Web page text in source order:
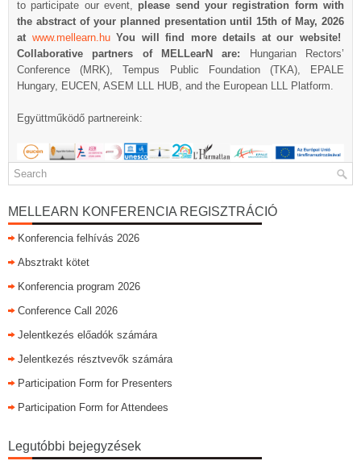
to participate our event, please send your registration form with
the abstract of your planned presentation until 15th of May, 2026
at www.mellearn.hu You will find more details at our website!
Collaborative partners of MELLearN are: Hungarian Rectors’
Conference (MRK), Tempus Public Foundation (TKA), EPALE
Hungary, EUCEN, ASEM LLL HUB, and the European LLL Platform.
Együttműködő partnereink:
MELLEARN KONFERENCIA REGISZTRÁCIÓ
Konferencia felhívás 2026
Absztrakt kötet
Konferencia program 2026
Conference Call 2026
Jelentkezés előadók számára
Jelentkezés résztvevők számára
Participation Form for Presenters
Participation Form for Attendees
Legutóbbi bejegyzések